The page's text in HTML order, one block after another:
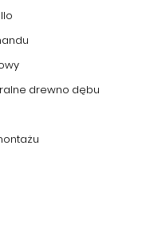
każdego dnia.
drewno dębu